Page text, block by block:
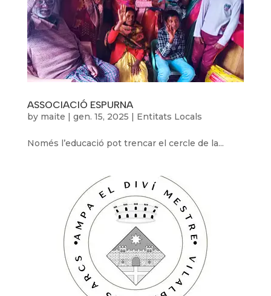
ASSOCIACIÓ ESPURNA
by maite | gen. 15, 2025 | Entitats Locals
Només l’educació pot trencar el cercle de la...